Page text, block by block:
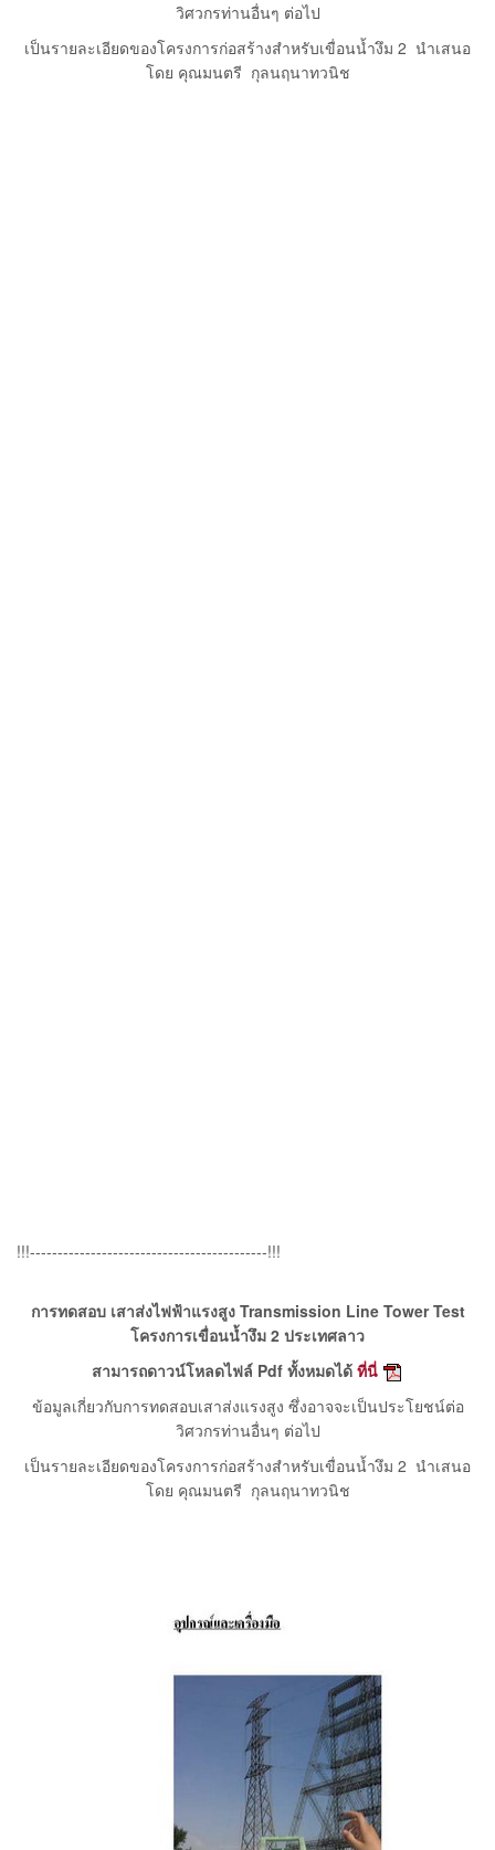
วิศวกรท่านอื่นๆ ต่อไป
เป็นรายละเอียดของโครงการก่อสร้างสำหรับเขื่อนน้ำงึม 2 นำเสนอ
โดย คุณมนตรี กุลนฤนาทวนิช
!!!-------------------------------------------!!!
การทดสอบ เสาส่งไฟฟ้าแรงสูง Transmission Line Tower Test
โครงการเขื่อนน้ำงึม 2 ประเทศลาว
สามารถดาวน์โหลดไฟล์ Pdf ทั้งหมดได้ ที่นี่
ข้อมูลเกี่ยวกับการทดสอบเสาส่งแรงสูง ซึ่งอาจจะเป็นประโยชน์ต่อ
วิศวกรท่านอื่นๆ ต่อไป
เป็นรายละเอียดของโครงการก่อสร้างสำหรับเขื่อนน้ำงึม 2 นำเสนอ
โดย คุณมนตรี กุลนฤนาทวนิช